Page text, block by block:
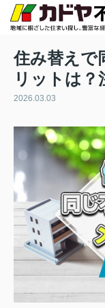
住み替えで
リットは？
2026.03.03